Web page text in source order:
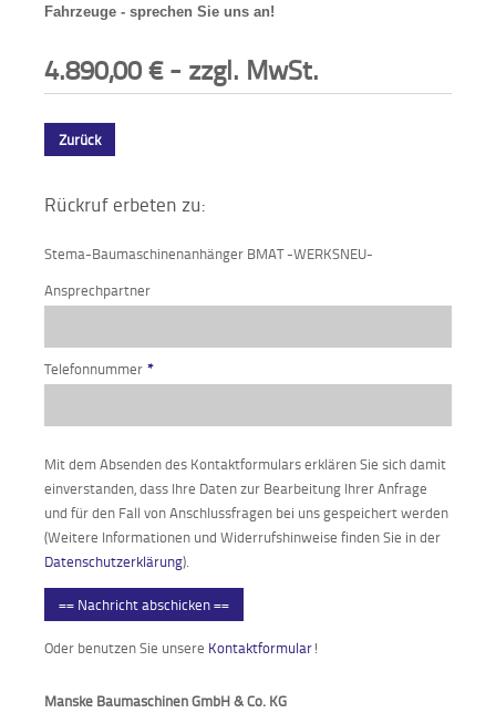
Fahrzeuge - sprechen Sie uns an!
4.890,00€- zzgl. MwSt.
Zurück
Rückruf erbeten zu:
Stema-Baumaschinenanhänger BMAT -WERKSNEU-
Ansprechpartner
Telefonnummer *
Mit dem Absenden des Kontaktformulars erklären Sie sich damit
einverstanden, dass Ihre Daten zur Bearbeitung Ihrer Anfrage
und für den Fall von Anschlussfragen bei uns gespeichert werden
(Weitere Informationen und Widerrufshinweise finden Sie in der
Datenschutzerklärung).
== Nachricht abschicken ==
Oder benutzen Sie unsere Kontaktformular!
Manske Baumaschinen GmbH & Co. KG